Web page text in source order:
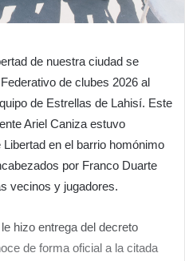
de nuestra ciudad se
de clubes 2026 al
de Estrellas de Lahisí. Este
Ariel Caniza estuvo
en el barrio homónimo
por Franco Duarte
vecinos y jugadores.
hizo entrega del decreto
de forma oficial a la citada